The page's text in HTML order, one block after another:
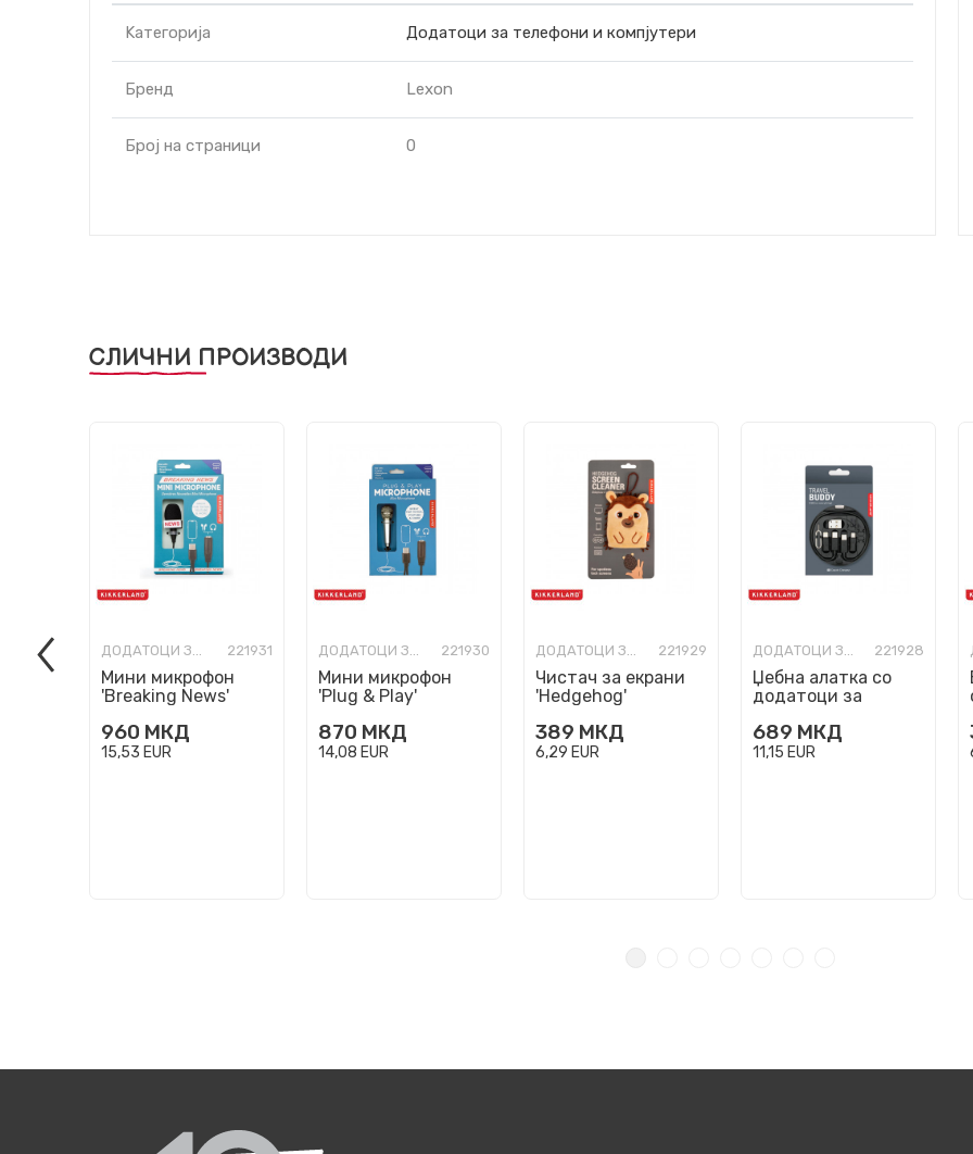
Kатегорија Додатоци за телефони и компјутери
Бренд Lexon
Број на страници 0
СЛИЧНИ ПРОИЗВОДИ
ДОДАТОЦИ ЗА ТЕЛЕФОНИ И КОМПЈУТЕРИ 221931
Мини микрофон
'Breaking News'
960 МКД
15,53 EUR
ДОДАТОЦИ ЗА ТЕЛЕФОНИ И КОМПЈУТЕРИ 221930
Мини микрофон
'Plug & Play'
870 МКД
14,08 EUR
ДОДАТОЦИ ЗА ТЕЛЕФОНИ И КОМПЈУТЕРИ 221929
Чистач за екрани
'Hedgehog'
389 МКД
6,29 EUR
ДОДАТОЦИ ЗА ТЕЛЕФОНИ И КОМПЈУТЕРИ 221928
Џебна алатка со
додатоци за
Buddy'
689 МКД
11,15 EUR